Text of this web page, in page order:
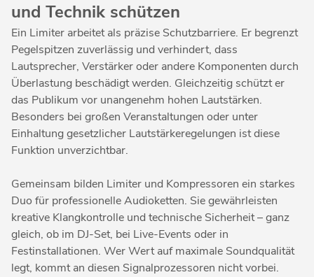
und Technik schützen
Ein Limiter arbeitet als präzise Schutzbarriere. Er begrenzt
Pegelspitzen zuverlässig und verhindert, dass
Lautsprecher, Verstärker oder andere Komponenten durch
Überlastung beschädigt werden. Gleichzeitig schützt er
das Publikum vor unangenehm hohen Lautstärken.
Besonders bei großen Veranstaltungen oder unter
Einhaltung gesetzlicher Lautstärkeregelungen ist diese
Funktion unverzichtbar.
Gemeinsam bilden Limiter und Kompressoren ein starkes
Duo für professionelle Audioketten. Sie gewährleisten
kreative Klangkontrolle und technische Sicherheit – ganz
gleich, ob im DJ-Set, bei Live-Events oder in
Festinstallationen. Wer Wert auf maximale Soundqualität
legt, kommt an diesen Signalprozessoren nicht vorbei.